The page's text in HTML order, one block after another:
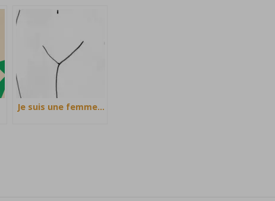
Je suis une femme…